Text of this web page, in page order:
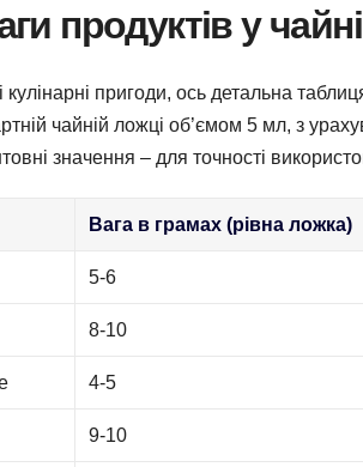
продуктів у
пригоди, ось детальна
чайній ложці об’ємом 5 мл, з
значення – для точності
Вага в грамах (рівна ложка)
5-6
8-10
4-5
9-10